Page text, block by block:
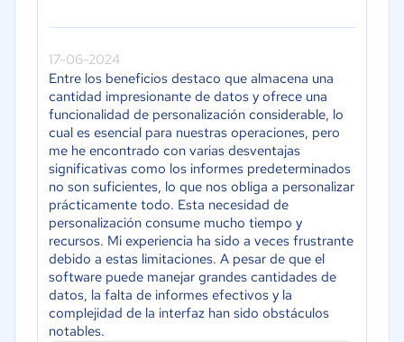
17-06-2024
Entre los beneficios destaco que almacena una
cantidad impresionante de datos y ofrece una
funcionalidad de personalización considerable, lo
cual es esencial para nuestras operaciones, pero
me he encontrado con varias desventajas
significativas como los informes predeterminados
no son suficientes, lo que nos obliga a personalizar
prácticamente todo. Esta necesidad de
personalización consume mucho tiempo y
recursos. Mi experiencia ha sido a veces frustrante
debido a estas limitaciones. A pesar de que el
software puede manejar grandes cantidades de
datos, la falta de informes efectivos y la
complejidad de la interfaz han sido obstáculos
notables.